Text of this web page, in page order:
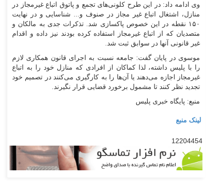
وی ادامه داد: در این طرح کلونی‌های تجمع و پاتوق اتباع غیرمجاز در
منازل، اشتغال اتباع غیر مجاز در صنوف و... شناسایی و در نهایت
۱۵۰ نقطه در این خصوص پاکسازی شد. تذکرات جدی به مالکان و
متصدیان که از اتباع غیرمجاز استفاده کرده بودند نیز داده و اقدام
غیر قانونی آنها در سوابق ثبت شد.
موسوی در پایان گفت: جامعه نسبت به اجرای قانون همکاری لازم
را با پلیس داشته، لذا کماکان از افرادی که منازل خود را به اتباع
غیرمجاز اجازه می‌دهند یا آن‌ها را به کارگیری می‌کنند در تصمیم خود
تجدید نظر کنند تا مشمول برخورد قضایی قرار نگیرند.
منبع: پایگاه خبری پلیس
لینک منبع
12204454